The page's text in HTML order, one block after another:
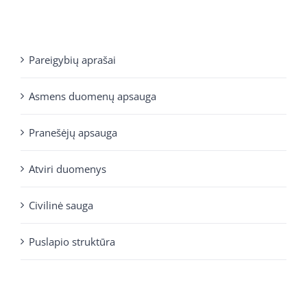
Pareigybių aprašai
Asmens duomenų apsauga
Pranešėjų apsauga
Atviri duomenys
Civilinė sauga
Puslapio struktūra